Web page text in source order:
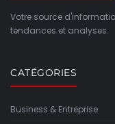
Votre source
tendances et analyses.
CATÉGORIES
Business & Entreprise